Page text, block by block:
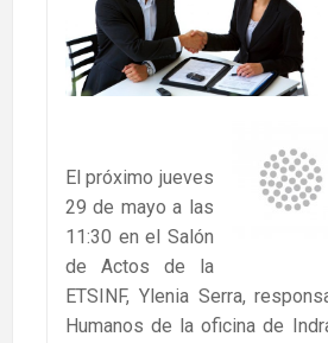
El próximo jueves
29 de mayo a las
11:30 en el Salón
de Actos de la
ETSINF, Ylenia Serra,
Humanos de la oficina de